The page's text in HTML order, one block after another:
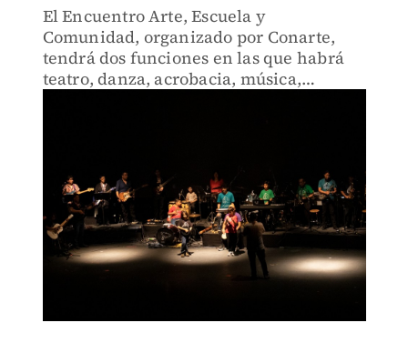
El Encuentro Arte, Escuela y
Comunidad, organizado por Conarte,
tendrá dos funciones en las que habrá
teatro, danza, acrobacia, música,